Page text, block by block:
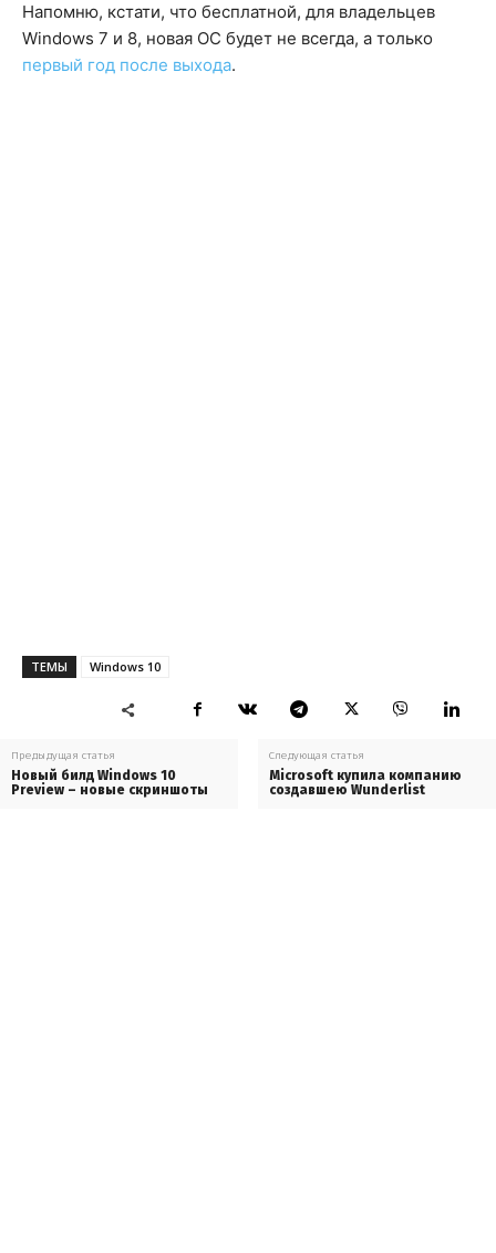
Напомню, кстати, что бесплатной, для владельцев
Windows 7 и 8, новая ОС будет не всегда, а только
первый год после выхода.
ТЕМЫ Windows 10
Предыдущая статья
Новый билд Windows 10
Preview – новые скриншоты
Следующая статья
Microsoft купила компанию
создавшею Wunderlist